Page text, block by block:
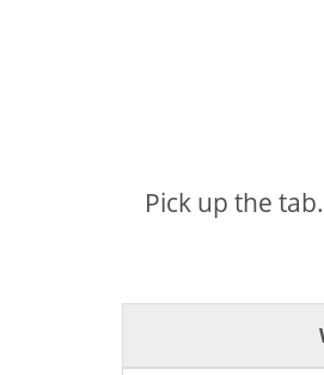
Pick up the